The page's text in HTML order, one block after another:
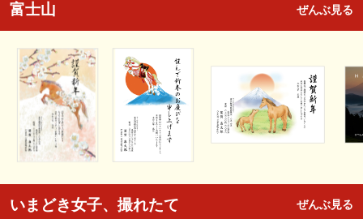
富士山 ぜんぶ見る
いまどき女子、撮れたて ぜんぶ見る